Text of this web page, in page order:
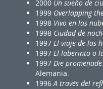
2000 Un sueño de
1999 Overlapping
1998 Vivo en las
1998 Ciudad de
1997 El viaje de las
1997 El laberinto o
1997 Die promenade.
Alemania.
1996A través del